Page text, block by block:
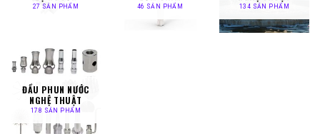
27 SẢN PHẨM 46 SẢN PHẨM 134 SẢN PHẨM
ĐẦU PHUN NƯỚC
NGHỆ THUẬT
178 SẢN PHẨM